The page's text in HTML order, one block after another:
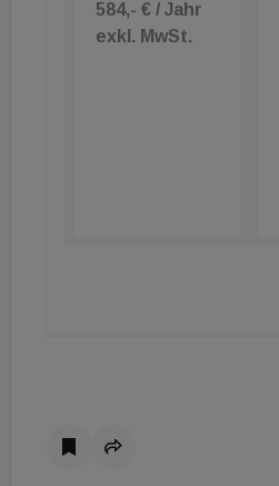
584,- € / Jahr
exkl. MwSt.